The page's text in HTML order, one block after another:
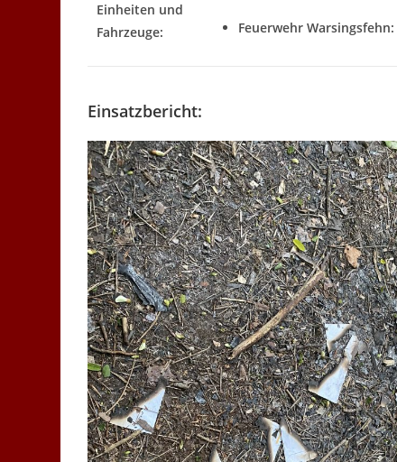
Einheiten und
Fahrzeuge:
Feuerwehr Warsingsfehn:
Einsatzbericht: